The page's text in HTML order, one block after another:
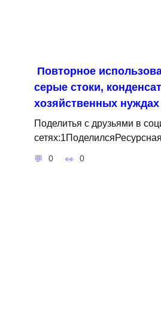
Повторное
серые стоки,
хозяйственных нуждах
Поделитья с друзьями в
сетях:1ПоделилсяРесурсная
0 0